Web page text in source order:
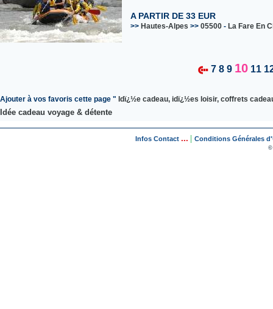
A PARTIR DE 33 EUR
>> Hautes-Alpes >> 05500 - La Fare En
7 8 9 10 11
Ajouter à vos favoris cette page " Idï¿½e cadeau, idï¿½es loisir, coffrets
Idée cadeau voyage & détente
Infos Contact ... Conditions Générales
©